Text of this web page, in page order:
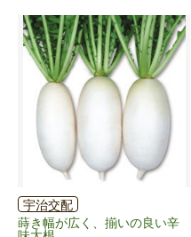
宇治交配
蒔き幅が広く、揃いの良い辛